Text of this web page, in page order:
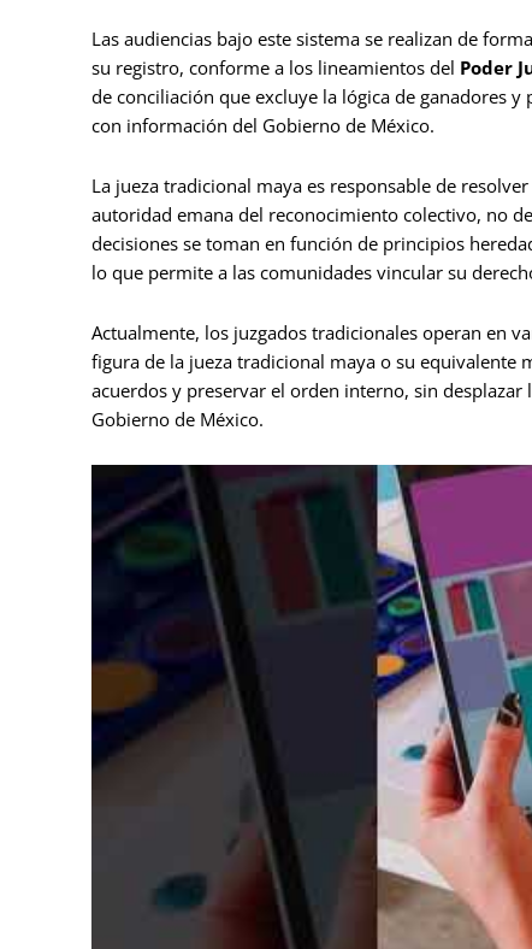
Las audiencias bajo este sistema se realizan de
su registro, conforme a los lineamientos del Poder
de conciliación que excluye la lógica de ganadores
con información del Gobierno de México.
La jueza tradicional maya es responsable de
autoridad emana del reconocimiento colectivo, no
decisiones se toman en función de principios
lo que permite a las comunidades vincular su
Actualmente, los juzgados tradicionales operan en
figura de la jueza tradicional maya o su equivalente
acuerdos y preservar el orden interno, sin
Gobierno de México.